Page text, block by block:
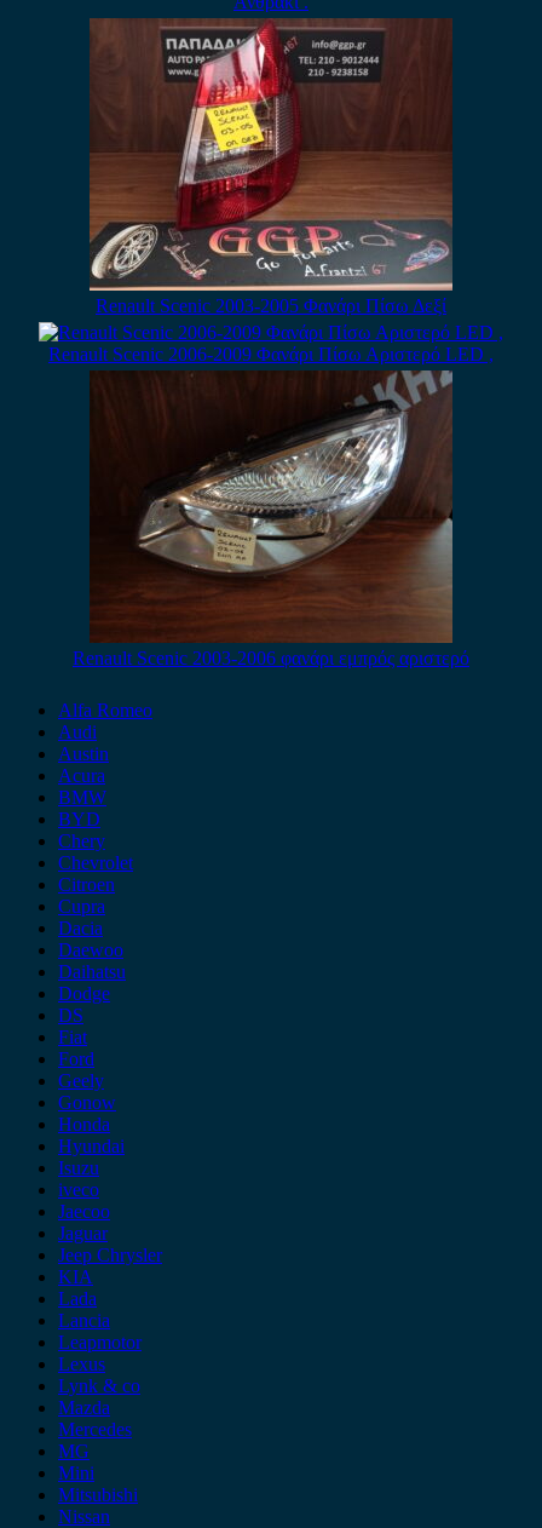
Renault Scenic 2003-2005 Φανάρι Πίσω Δεξί
Renault Scenic 2006-2009 Φανάρι Πίσω Αριστερό LED ,
Renault Scenic 2003-2006 φανάρι εμπρός αριστερό
Alfa Romeo
Audi
Austin
Acura
BMW
BYD
Chery
Chevrolet
Citroen
Cupra
Dacia
Daewoo
Daihatsu
Dodge
DS
Fiat
Ford
Geely
Gonow
Honda
Hyundai
Isuzu
iveco
Jaecoo
Jaguar
Jeep Chrysler
KIA
Lada
Lancia
Leapmotor
Lexus
Lynk & co
Mazda
Mercedes
MG
Mini
Mitsubishi
Nissan